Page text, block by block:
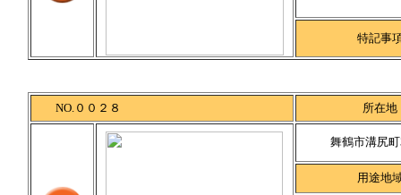
特記事
NO.００２８ 所在地
舞鶴市溝尻
用途地